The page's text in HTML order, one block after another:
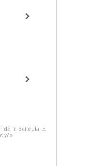
de la película. El
y/o